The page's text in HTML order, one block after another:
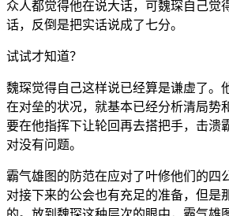
众人都觉得他在说大话，可魏琛自己觉
话，反倒是把实话说成了七分。
试试才知道？
魏琛觉得自己这样说已经算是谦虚了。
在对垒的状况，就基本已经分析清局势
要在他指挥下让轮回再去搭把手，击溃
对没有问题。
霸气雄图的防范在应对了叶修他们的四
对接下来的公会也有充足的准备，但是